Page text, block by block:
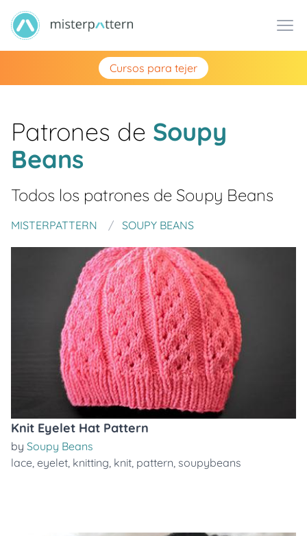
Cursos para tejer
Patrones de Soupy
Beans
Todos los patrones de Soupy Beans
MISTERPATTERN SOUPY BEANS
Knit Eyelet Hat Pattern
by Soupy Beans
lace, eyelet, knitting, knit, pattern, soupybeans